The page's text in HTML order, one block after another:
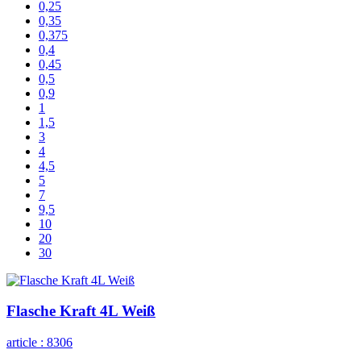
0,25
0,35
0,375
0,4
0,45
0,5
0,9
1
1,5
3
4
4,5
5
7
9,5
10
20
30
Flasche Kraft 4L Weiß
article : 8306